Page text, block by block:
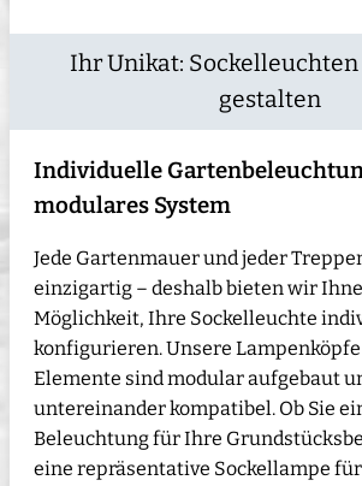
Ihr Unikat:
gestalten
Individuelle
modulares System
Jede Gartenmauer und jeder
einzigartig – deshalb bieten wir
Möglichkeit, Ihre Sockelleuchte
konfigurieren. Unsere
Elemente sind modular aufgebaut
untereinander kompatibel. Ob Sie
Beleuchtung für Ihre
eine repräsentative Sockellampe